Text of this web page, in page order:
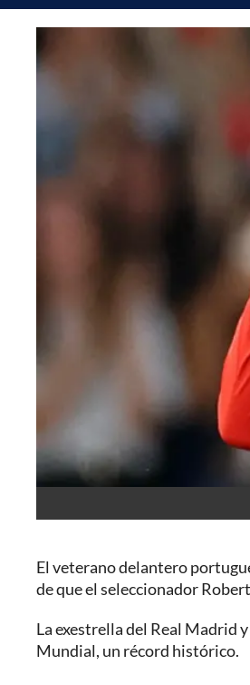
El veterano delantero
de que el seleccionador
La exestrella del Real Madrid
Mundial, un récord histórico.